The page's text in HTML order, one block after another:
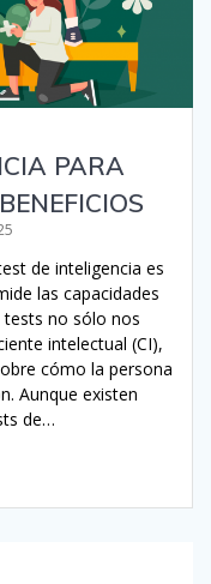
PARA
de inteligencia es
las capacidades
tests no sólo nos
intelectual (CI),
cómo la persona
Aunque existen
de…